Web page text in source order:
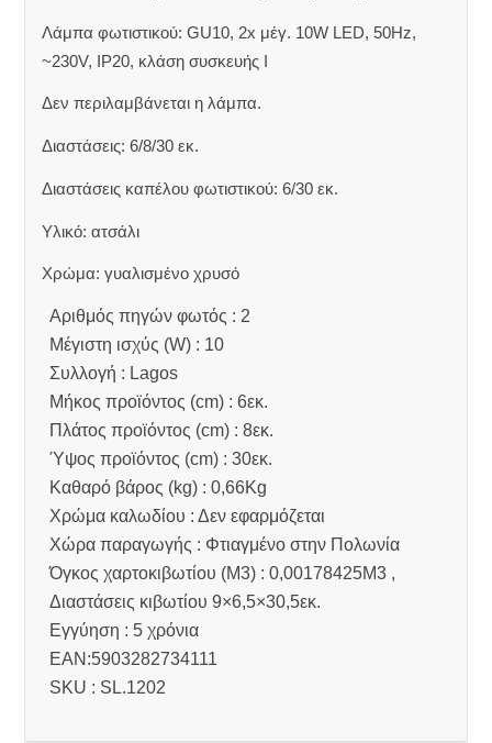
Λάμπα φωτιστικού: GU10, 2x μέγ. 10W LED, 50Hz,
~230V, IP20, κλάση συσκευής I
Δεν περιλαμβάνεται η λάμπα.
Διαστάσεις: 6/8/30 εκ.
Διαστάσεις καπέλου φωτιστικού: 6/30 εκ.
Υλικό: ατσάλι
Χρώμα: γυαλισμένο χρυσό
Αριθμός πηγών φωτός : 2
Μέγιστη ισχύς (W) : 10
Συλλογή : Lagos
Μήκος προϊόντος (cm) : 6εκ.
Πλάτος προϊόντος (cm) : 8εκ.
Ύψος προϊόντος (cm) : 30εκ.
Καθαρό βάρος (kg) : 0,66Kg
Χρώμα καλωδίου : Δεν εφαρμόζεται
Χώρα παραγωγής : Φτιαγμένο στην Πολωνία
Όγκος χαρτοκιβωτίου (M3) : 0,00178425M3 ,
Διαστάσεις κιβωτίου 9×6,5×30,5εκ.
Εγγύηση : 5 χρόνια
EAN:5903282734111
SKU : SL.1202